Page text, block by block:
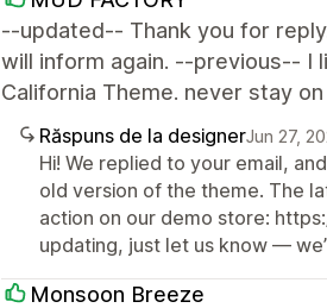
--updated-- Thank you for
will inform again. --previous-- I
California Theme. never stay
Răspuns de la designerJun 27,
Hi! We replied to your email,
old version of the theme. The
action on our demo store:
updating, just let us know —
Monsoon Breeze